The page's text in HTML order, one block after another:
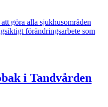
göra alla sjukhusområden
förändringsarbete som
i Tandvården